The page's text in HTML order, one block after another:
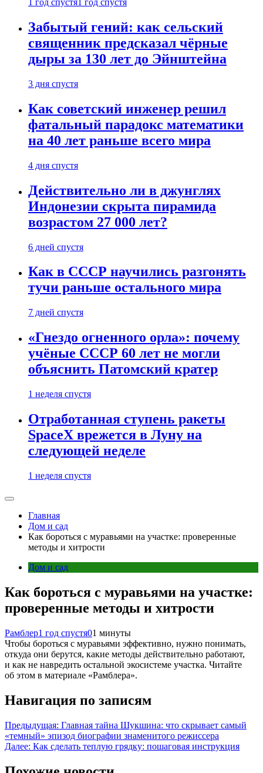
1 год спустя 1 год спустя
Забытый гений: как сельский
священник предсказал чёрные
дыры за 130 лет до Эйнштейна
3 дня спустя
Как советский инженер решил
фатальный парадокс математики
на 40 лет раньше всего мира
4 дня спустя
Действительно ли в джунглях
Индонезии скрыта пирамида
возрастом 27 000 лет?
6 дней спустя
Как в СССР научились разгонять
тучи раньше остального мира
7 дней спустя
«Гнездо огненного орла»: почему
учёные СССР 60 лет не могли
объяснить Патомский кратер
1 неделя спустя
Отработанная ступень ракеты
SpaceX врежется в Луну на
следующей неделе
1 неделя спустя
Главная
Дом и сад
Как бороться с муравьями на участке: проверенные
методы и хитрости
Дом и сад
Как бороться с муравьями на участке:
проверенные методы и хитрости
Рамблер1 год спустя01 минуты
Чтобы бороться с муравьями эффективно, нужно понимать,
откуда они берутся, какие методы действительно работают,
и как не навредить остальной экосистеме участка. Читайте
об этом в материале «‎Рамблера».
Навигация по записям
Предыдущая: Главная тайна Шукшина: что скрывает самый
«темный» эпизод биографии знаменитого режиссера
Далее: Как сделать теплую грядку: пошаговая инструкция